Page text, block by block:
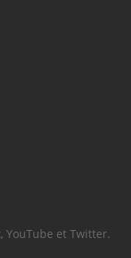
YouTube et Twitter.